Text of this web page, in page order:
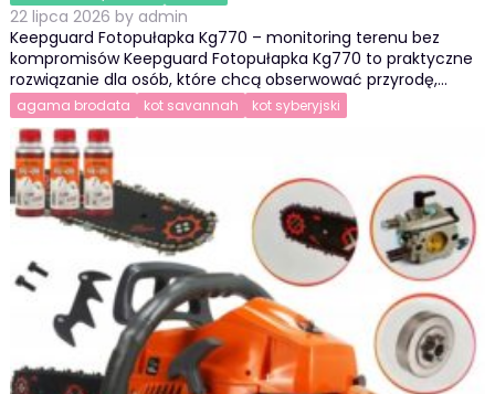
22 lipca 2026 by admin
Keepguard Fotopułapka Kg770 – monitoring terenu bez
kompromisów Keepguard Fotopułapka Kg770 to praktyczne
rozwiązanie dla osób, które chcą obserwować przyrodę,…
agama brodata kot savannah kot syberyjski